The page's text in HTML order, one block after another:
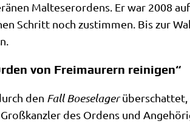
Mal­te­ser­or­dens. Er war 2008
Schritt noch zustim­men. Bis zur
von Freimaurern reinigen“
den Fall Boe­se­la­gerüber­schat­tet,
des Ordens und